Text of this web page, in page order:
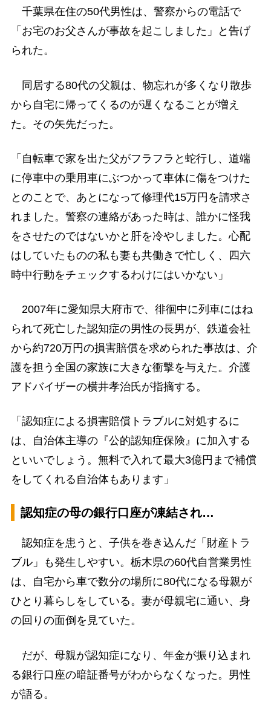
千葉県在住の50代男性は、警察からの電話で
「お宅のお父さんが事故を起こしました」と告げ
られた。
同居する80代の父親は、物忘れが多くなり散歩
から自宅に帰ってくるのが遅くなることが増え
た。その矢先だった。
「自転車で家を出た父がフラフラと蛇行し、道端
に停車中の乗用車にぶつかって車体に傷をつけた
とのことで、あとになって修理代15万円を請求さ
れました。警察の連絡があった時は、誰かに怪我
をさせたのではないかと肝を冷やしました。心配
はしていたものの私も妻も共働きで忙しく、四六
時中行動をチェックするわけにはいかない」
2007年に愛知県大府市で、徘徊中に列車にはね
られて死亡した認知症の男性の長男が、鉄道会社
から約720万円の損害賠償を求められた事故は、介
護を担う全国の家族に大きな衝撃を与えた。介護
アドバイザーの横井孝治氏が指摘する。
「認知症による損害賠償トラブルに対処するに
は、自治体主導の『公的認知症保険』に加入する
といいでしょう。無料で入れて最大3億円まで補償
をしてくれる自治体もあります」
認知症の母の銀行口座が凍結され…
認知症を患うと、子供を巻き込んだ「財産トラ
ブル」も発生しやすい。栃木県の60代自営業男性
は、自宅から車で数分の場所に80代になる母親が
ひとり暮らしをしている。妻が母親宅に通い、身
の回りの面倒を見ていた。
だが、母親が認知症になり、年金が振り込まれ
る銀行口座の暗証番号がわからなくなった。男性
が語る。